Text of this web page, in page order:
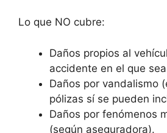
Lo que NO cubre:
Daños propios al
accidente en el que
Daños por vandalismo
pólizas sí se pueden
Daños por fenómenos
(según aseguradora).